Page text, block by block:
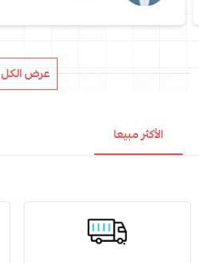
عرض الكل
الأكثر مبيعا